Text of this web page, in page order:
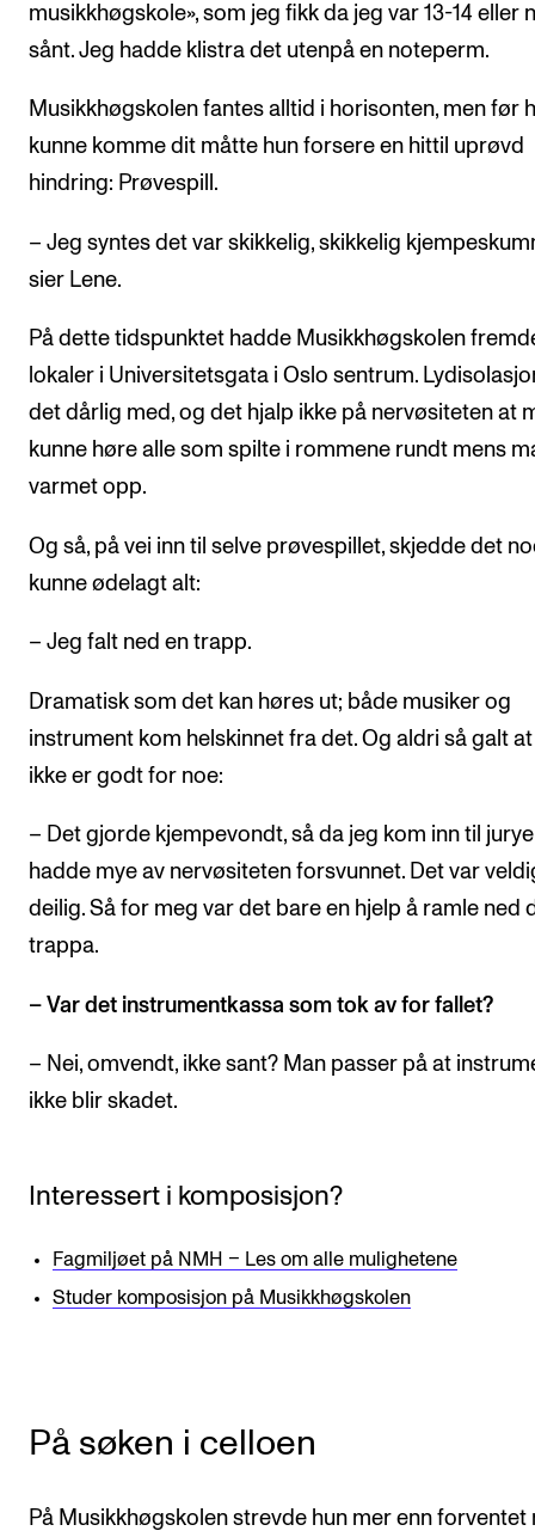
musikkhøgskole», som jeg fikk da jeg var 13-14 eller
sånt. Jeg hadde klistra det utenpå en noteperm.
Musikkhøgskolen fantes alltid i horisonten, men før
kunne komme dit måtte hun forsere en hittil uprøvd
hindring: Prøvespill.
– Jeg syntes det var skikkelig, skikkelig
sier Lene.
På dette tidspunktet hadde Musikkhøgskolen
lokaler i Universitetsgata i Oslo sentrum.
det dårlig med, og det hjalp ikke på nervøsiteten at
kunne høre alle som spilte i rommene rundt mens
varmet opp.
Og så, på vei inn til selve prøvespillet, skjedde det
kunne ødelagt alt:
– Jeg falt ned en trapp.
Dramatisk som det kan høres ut; både musiker og
instrument kom helskinnet fra det. Og aldri så galt
ikke er godt for noe:
– Det gjorde kjempevondt, så da jeg kom inn til
hadde mye av nervøsiteten forsvunnet. Det var
deilig. Så for meg var det bare en hjelp å ramle ned
trappa.
– Var det instrumentkassa som tok av for fallet?
– Nei, omvendt, ikke sant? Man passer på at
ikke blir skadet.
Interessert i komposisjon?
Fagmiljøet på NMH – Les om alle mulighetene
Studer komposisjon på Musikkhøgskolen
På søken i celloen
På Musikkhøgskolen strevde hun mer enn forventet